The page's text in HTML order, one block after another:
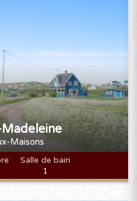
Maisons
Salle de bain
1